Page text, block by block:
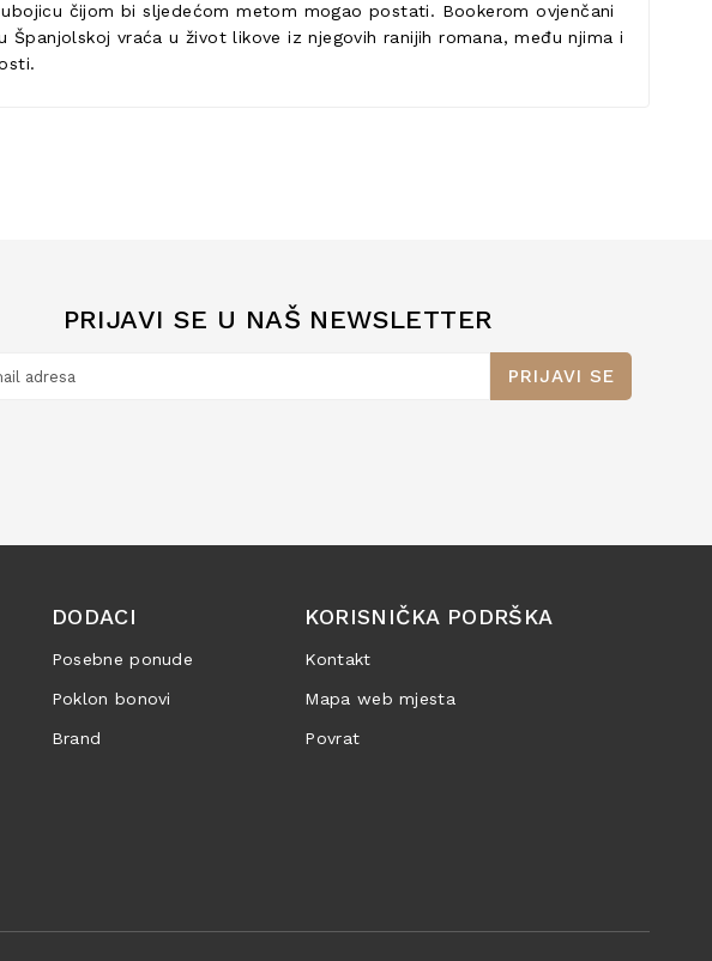
čijom bi sljedećom metom mogao postati. Bookerom ovjenčani
vraća u život likove iz njegovih ranijih romana, među njima i
PRIJAVI SE U NAŠ NEWSLETTER
PRIJAVI SE
DODACI
Posebne ponude
Poklon bonovi
Brand
KORISNIČKA PODRŠKA
Kontakt
Mapa web mjesta
Povrat